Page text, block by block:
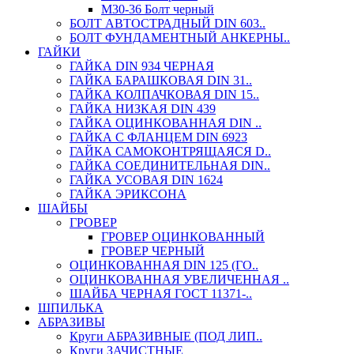
М30-36 Болт черный
БОЛТ АВТОСТРАДНЫЙ DIN 603..
БОЛТ ФУНДАМЕНТНЫЙ АНКЕРНЫ..
ГАЙКИ
ГАЙКА DIN 934 ЧЕРНАЯ
ГАЙКА БАРАШКОВАЯ DIN 31..
ГАЙКА КОЛПАЧКОВАЯ DIN 15..
ГАЙКА НИЗКАЯ DIN 439
ГАЙКА ОЦИНКОВАННАЯ DIN ..
ГАЙКА С ФЛАНЦЕМ DIN 6923
ГАЙКА САМОКОНТРЯЩАЯСЯ D..
ГАЙКА СОЕДИНИТЕЛЬНАЯ DIN..
ГАЙКА УСОВАЯ DIN 1624
ГАЙКА ЭРИКСОНА
ШАЙБЫ
ГРОВЕР
ГРОВЕР ОЦИНКОВАННЫЙ
ГРОВЕР ЧЕРНЫЙ
ОЦИНКОВАННАЯ DIN 125 (ГО..
ОЦИНКОВАННАЯ УВЕЛИЧЕННАЯ ..
ШАЙБА ЧЕРНАЯ ГОСТ 11371-..
ШПИЛЬКА
АБРАЗИВЫ
Круги АБРАЗИВНЫЕ (ПОД ЛИП..
Круги ЗАЧИСТНЫЕ